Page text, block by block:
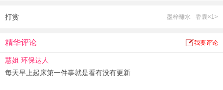
打赏 墨梓離水 香囊×1>
精华评论 我要评论
慧姐 环保达人
每天早上起床第一件事就是看有没有更新